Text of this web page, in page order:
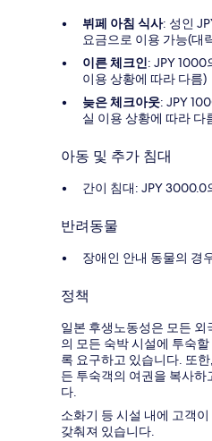
뷔페 아침 식사: 성인
요금으로 이용 가능(대
이른 체크인: JPY 1000
이용 상황에 따라 다름)
늦은 체크아웃: JPY
실 이용 상황에 따라 다
아동 및 추가 침대
간이 침대: JPY 3000.0
반려동물
장애인 안내 동물의 경
정책
일본 후생노동성은 모든
의 모든 숙박 시설에 투숙
록 요구하고 있습니다. 또
든 투숙객의 여권을 복사
다.
소화기 등 시설 내에 고객
갖춰져 있습니다.